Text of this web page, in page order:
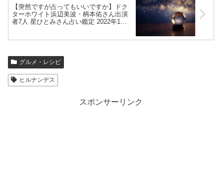
【突然ですが占ってもいいですか】ドク
ターホワイト浜辺美波・柄本佑さん出演
者7人 星ひとみさん占い鑑定 2022年1月
グルメ・レシピ
ヒルナンデス
スポンサーリンク